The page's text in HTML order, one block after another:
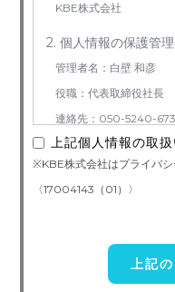
KBE株式会社
2. 個人情報の保護管
管理者名：白壁 和彦
役職：代表取締役社長
連絡先：050-5240-
3. お預かりする個人情
に委託することがあります
上記個人情報の取
※KBE株式会社はプライバ
〈17004143（01）〉